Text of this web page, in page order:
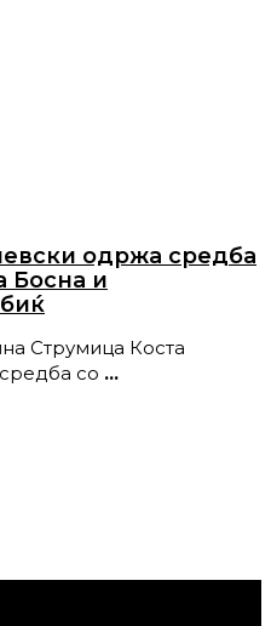
одржа средба
Босна и
Струмица Коста
со …